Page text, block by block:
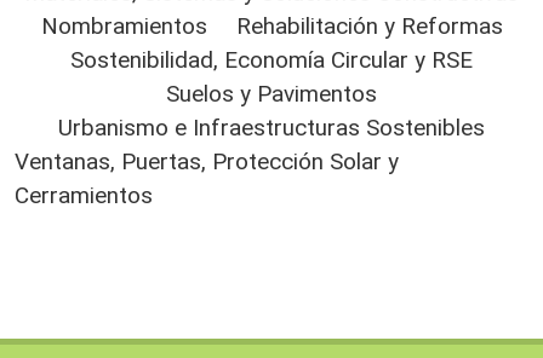
Nombramientos
Rehabilitación y Reformas
Sostenibilidad, Economía Circular y RSE
Suelos y Pavimentos
Urbanismo e Infraestructuras Sostenibles
Ventanas, Puertas, Protección Solar y
Cerramientos